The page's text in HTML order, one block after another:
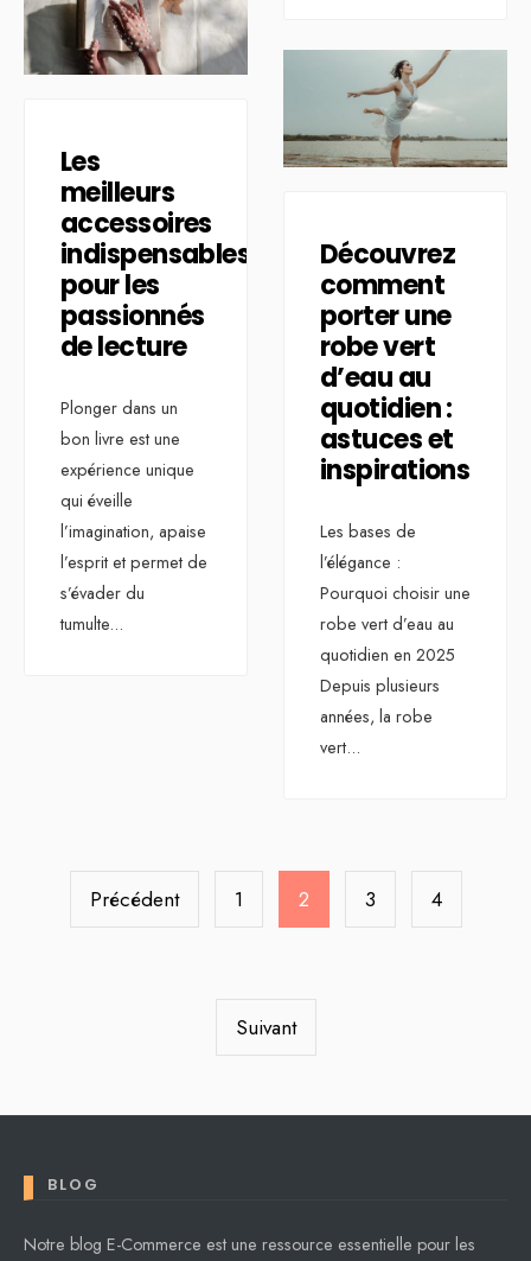
Les
meilleurs
accessoires
indispensables
pour les
passionnés
de lecture
Plonger dans un
bon livre est une
expérience unique
qui éveille
l’imagination, apaise
l’esprit et permet de
s’évader du
tumulte...
Découvrez
comment
porter une
robe vert
d’eau au
quotidien :
astuces et
inspirations
Les bases de
l’élégance :
Pourquoi choisir une
robe vert d’eau au
quotidien en 2025
Depuis plusieurs
années, la robe
vert...
Pagination
desPrécédent 1 2 3 4
Suivant
BLOG
Notre blog E-Commerce est une ressource essentielle pour les